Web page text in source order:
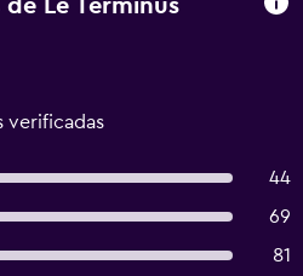
Le Terminus
verificadas
44
69
81